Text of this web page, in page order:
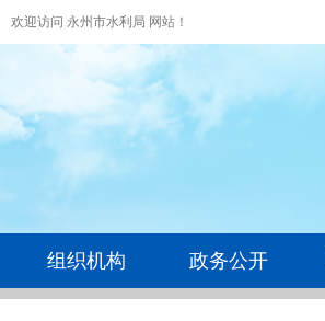
欢迎访问 永州市水利局 网站！
组织机构 政务公开